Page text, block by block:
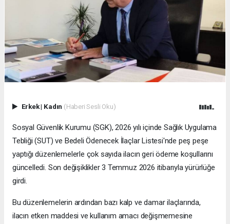
Erkek| Kadın (Haberi Sesli Oku)
Sosyal Güvenlik Kurumu (SGK), 2026 yılı içinde Sağlık Uygulama
Tebliği (SUT) ve Bedeli Ödenecek İlaçlar Listesi'nde peş peşe
yaptığı düzenlemelerle çok sayıda ilacın geri ödeme koşullarını
güncelledi. Son değişiklikler 3 Temmuz 2026 itibarıyla yürürlüğe
girdi.
Bu düzenlemelerin ardından bazı kalp ve damar ilaçlarında,
ilacın etken maddesi ve kullanım amacı değişmemesine